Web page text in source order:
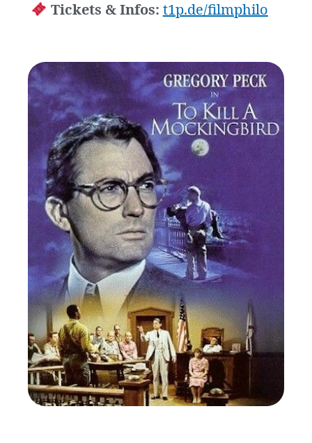
Tickets & Infos: t1p.de/filmphilo